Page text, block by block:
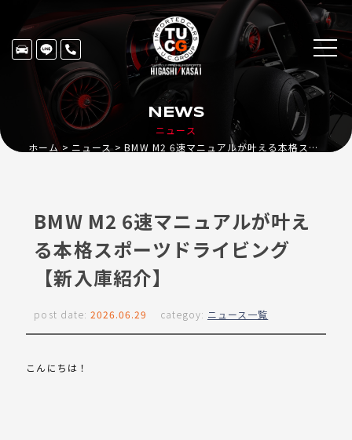
ニュース
NEWS
ホーム ニュース BMW M2 6速マニュアルが叶える本格スポーツドライビング【新入庫紹介】
BMW M2 6速マニュアルが叶え
る本格スポーツドライビング
【新入庫紹介】
post date: 2026.06.29 categoy: ニュース一覧
こんにちは！